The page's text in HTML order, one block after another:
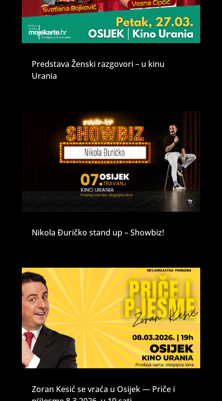
Predstava Ženski razgovori – u kinu
Urania
Nikola Đuričko stand up – Showbiz!
Zoran Kesić se vraća u Osijek — Priče i